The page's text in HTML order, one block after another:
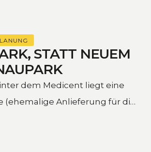
STATT NEUEM
dem Medicent liegt eine
(ehemalige Anlieferung für die